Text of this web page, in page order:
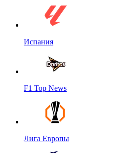
Испания
F1 Top News
Лига Европы